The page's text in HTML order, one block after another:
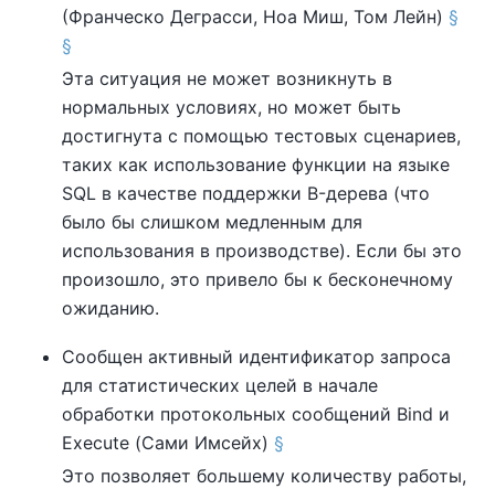
(Франческо Деграсси, Ноа Миш, Том Лейн) §
§
Эта ситуация не может возникнуть в
нормальных условиях, но может быть
достигнута с помощью тестовых сценариев,
таких как использование функции на языке
SQL в качестве поддержки B-дерева (что
было бы слишком медленным для
использования в производстве). Если бы это
произошло, это привело бы к бесконечному
ожиданию.
Сообщен активный идентификатор запроса
для статистических целей в начале
обработки протокольных сообщений Bind и
Execute (Сами Имсейх) §
Это позволяет большему количеству работы,